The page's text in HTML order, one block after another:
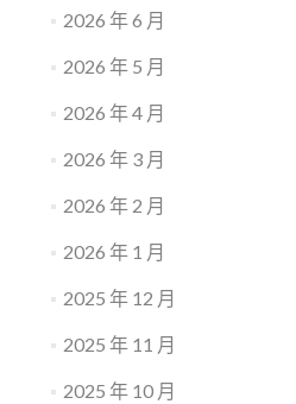
2026 年 6 月
2026 年 5 月
2026 年 4 月
2026 年 3 月
2026 年 2 月
2026 年 1 月
2025 年 12 月
2025 年 11 月
2025 年 10 月